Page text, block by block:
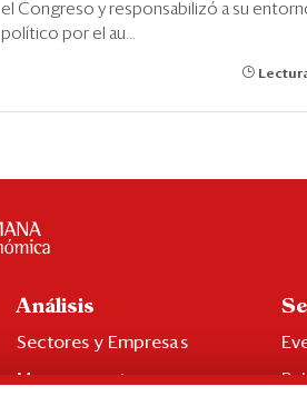
el Congreso y responsabilizó a su
político por el au...
Análisis
Sectores y Empresas
Management